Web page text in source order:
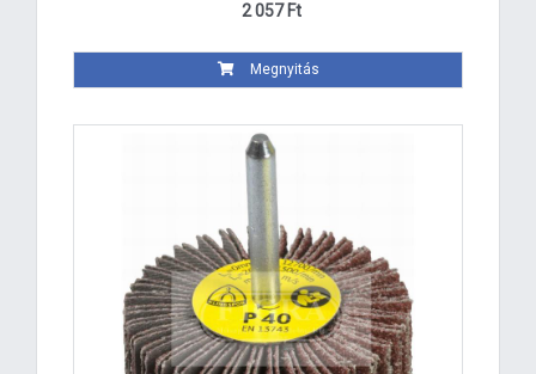
2 057 Ft
Megnyitás